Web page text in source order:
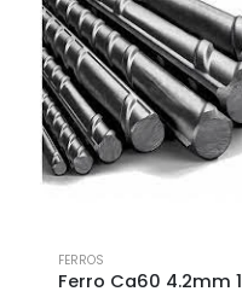
FERROS
Barra Transferencia